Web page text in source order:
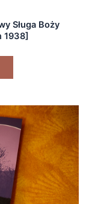
Sługa Boży
1938]